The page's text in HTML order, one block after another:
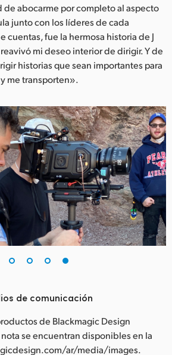
abocarme por completo al aspecto
junto con los líderes de cada
cuentas, fue la hermosa historia de J
mi deseo interior de dirigir. Y de
historias que sean importantes para
me transporten».
de comunicación
de Blackmagic Design
se encuentran disponibles en la
ar/media/images.